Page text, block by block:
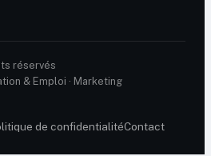
réservés
& Emploi · Marketing
de confidentialitéContact